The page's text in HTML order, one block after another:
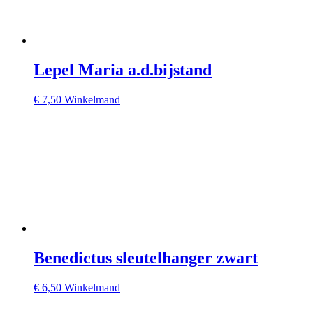
Lepel Maria a.d.bijstand
€ 7,50 Winkelmand
Benedictus sleutelhanger zwart
€ 6,50 Winkelmand